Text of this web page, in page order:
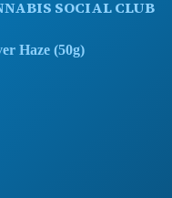
SOCIAL CLUB
Haze (50g)